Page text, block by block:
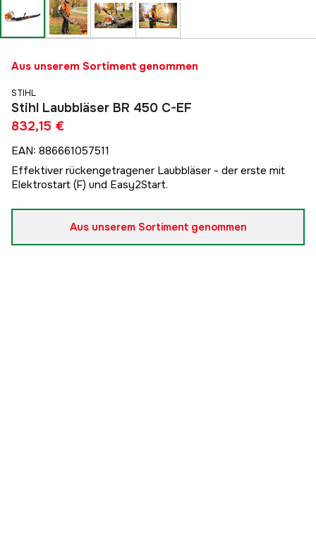
Aus unserem Sortiment genommen
STIHL
Stihl Laubbläser BR 450 C-EF
832,15 €
EAN: 886661057511
Effektiver rückengetragener Laubbläser - der erste mit
Elektrostart (F) und Easy2Start.
Aus unserem Sortiment genommen